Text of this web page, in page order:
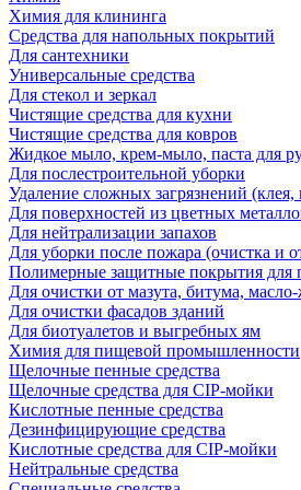
Химия для клининга
Средства для напольных покрытий
Для сантехники
Универсальные средства
Для стекол и зеркал
Чистящие средства для кухни
Чистящие средства для ковров
Жидкое мыло, крем-мыло, паста для
Для послестроительной уборки
Удаление сложных загрязнений
Для поверхностей из цветных
Для нейтрализации запахов
Для уборки после пожара (очистка и
Полимерные защитные покрытия для
Для очистки от мазута, битума,
Для очистки фасадов зданий
Для биотуалетов и выгребных ям
Химия для пищевой промышленности
Щелочные пенные средства
Щелочные средства для CIP-мойки
Кислотные пенные средства
Дезинфицирующие средства
Кислотные средства для CIP-мойки
Нейтральные средства